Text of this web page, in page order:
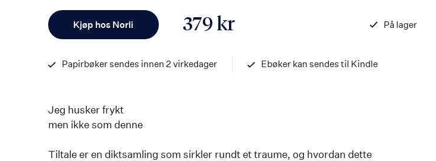
Kjøp hos Norli 379 kr
På lager
Papirbøker sendes innen 2 virkedager
Ebøker kan sendes til Kindle
Jeg husker frykt
men ikke som denne
Tiltale er en diktsamling som sirkler rundt et traume, og hvordan dette